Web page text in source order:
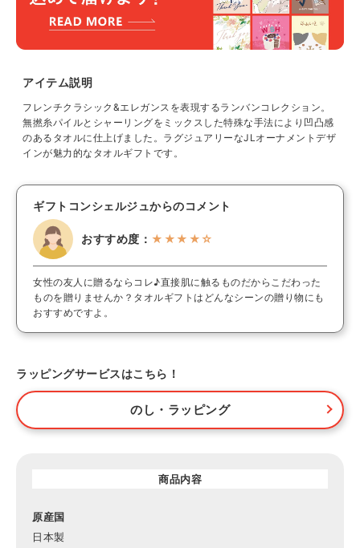
アイテム説明
フレンチクラシック&エレガンスを表現するランバンコレクション。
無撚糸パイルとシャーリングをミックスした特殊な手法により凹凸感
のあるタオルに仕上げました。ラグジュアリーなJLオーナメントデザ
インが魅力的なタオルギフトです。
ギフトコンシェルジュからのコメント
おすすめ度： ★★★★☆
女性の友人に贈るならコレ♪直接肌に触るものだからこだわった
ものを贈りませんか？タオルギフトはどんなシーンの贈り物にも
おすすめですよ。
ラッピングサービスはこちら！
のし・ラッピング
商品内容
原産国
日本製